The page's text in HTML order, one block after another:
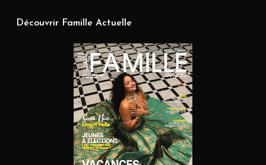
Découvrir Famille Actuelle